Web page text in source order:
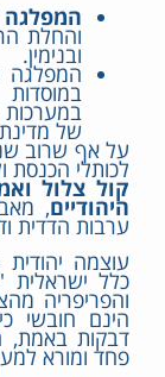
המפלגה
והחלת
ובנימין.
המפלגה
של
על אף שרוב
לכותלי הכנסת
קול צלול
היהודיים,
ערבות הדדית
עוצמה
כלל
והפריפריה
הינם חובשי
דבקות באמת,
פחד ומורא